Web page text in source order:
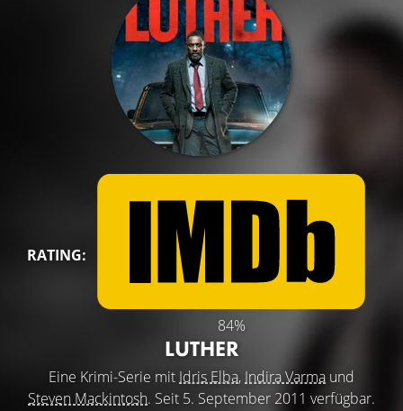
RATING:
84%
LUTHER
Eine Krimi-Serie mit Idris Elba, Indira Varma und
Steven Mackintosh. Seit 5. September 2011 verfügbar.